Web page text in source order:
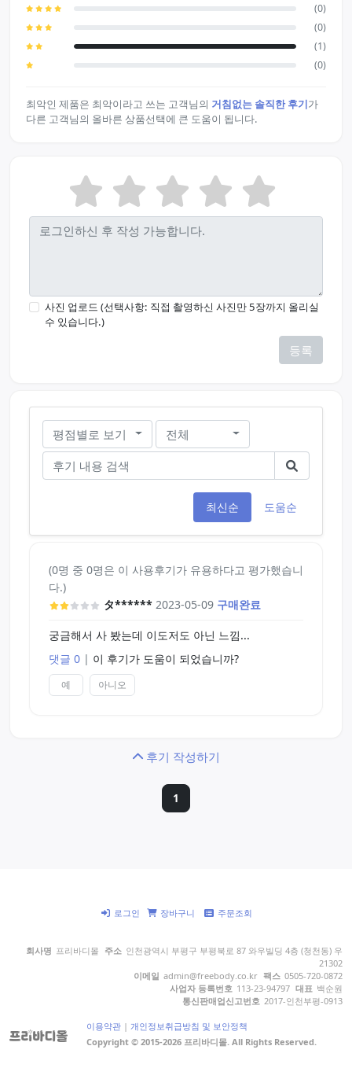
(0)
(0)
(1)
(0)
최악인 제품은 최악이라고 쓰는 고객님의 거침없는 솔직한 후기가
다른 고객님의 올바른 상품선택에 큰 도움이 됩니다.
사진 업로드 (선택사항: 직접 촬영하신 사진만 5장까지 올리실
수 있습니다.)
등록
평점별로 보기 전체
최신순 도움순
(0명 중 0명은 이 사용후기가 유용하다고 평가했습니
다.)
タ****** 2023-05-09 구매완료
궁금해서 사 봤는데 이도저도 아닌 느낌...
댓글 0 | 이 후기가 도움이 되었습니까?
예 아니오
후기 작성하기
1
로그인 장바구니 주문조회
이용약관 | 개인정보취급방침 및 보안정책
Copyright © 2015-2026 프리바디몰. All Rights Reserved.
회사명 프리바디몰 주소 인천광역시 부평구 부평북로 87 와우빌딩 4층 (청천동) 우
21302
이메일 admin@freebody.co.kr 팩스 0505-720-0872
사업자 등록번호 113-23-94797 대표 백순원
통신판매업신고번호 2017-인천부평-0913